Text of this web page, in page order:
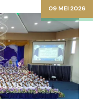
09 MEI 2026